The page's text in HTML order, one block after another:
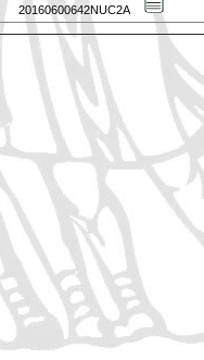
20160600642NUC2A